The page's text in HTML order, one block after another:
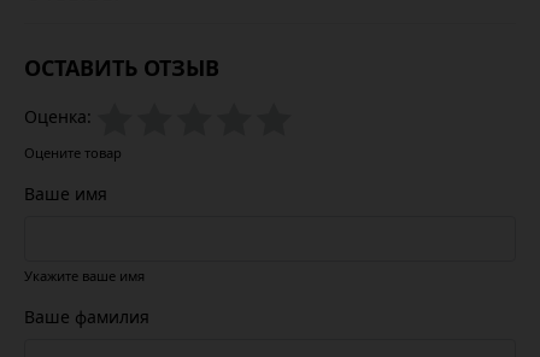
ОСТАВИТЬ ОТЗЫВ
Оценка:
Оцените товар
Ваше имя
Укажите ваше имя
Ваше фамилия